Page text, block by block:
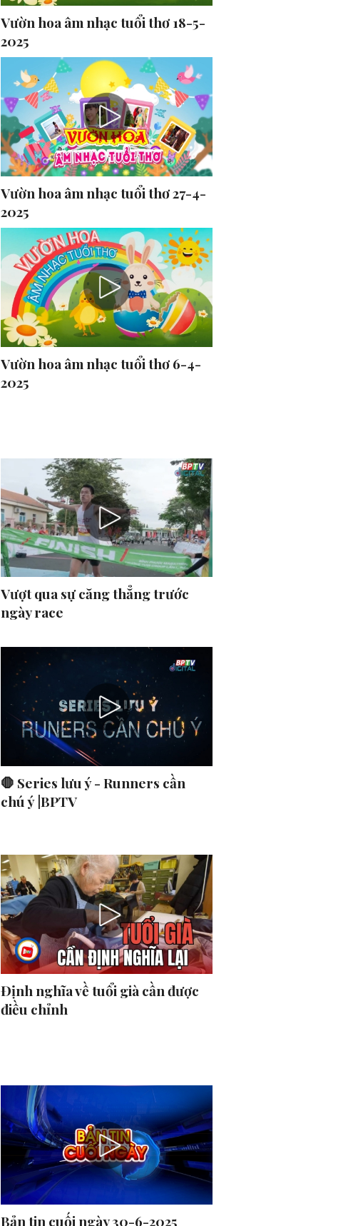
Vườn hoa âm nhạc tuổi thơ 18-5-
2025
Vườn hoa âm nhạc tuổi thơ 27-4-
2025
Vườn hoa âm nhạc tuổi thơ 6-4-
2025
Vượt qua sự căng thẳng trước
ngày race
🛑 Series lưu ý - Runners cần
chú ý |BPTV
Định nghĩa về tuổi già cần được
điều chỉnh
Bản tin cuối ngày 30-6-2025